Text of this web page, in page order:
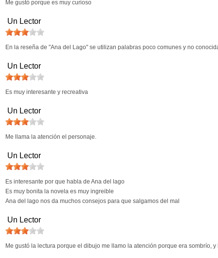
Me gustó porque es muy curioso
Un Lector
En la reseña de "Ana del Lago" se utilizan palabras poco comunes y no
Un Lector
Es muy interesante y recreativa
Un Lector
Me llama la atención el personaje.
Un Lector
Es interesante por que habla de Ana del lago
Es muy bonita la novela es muy ingreible
Ana del lago nos da muchos consejos para que salgamos del mal
Un Lector
Me gustó la lectura porque el dibujo me llamo la atención porque era sombrío,